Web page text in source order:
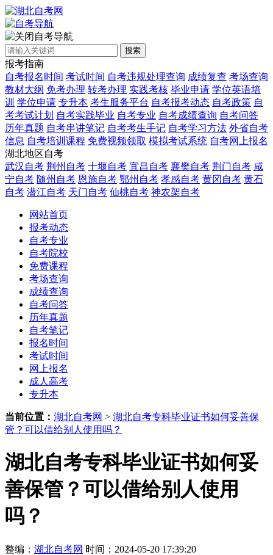
自考导航
搜索
报考指南
自考报名时间 考试时间 自考违规处理查询 成绩复查 考场查询
教材大纲 免考办理 转考办理 实践考核 毕业申请 学位英语培
训 学位申请 专升本 考生服务平台 自考报考动态 自考政策 自
考考试计划 自考实践毕业 自考专业 自考成绩查询 自考问答
历年真题 自考串讲笔记 自考考生手记 自考学习方法 外省自考
信息 自考培训课程 免费视频领取 模拟考试系统 自考网上报名
湖北地区自考
武汉自考 荆州自考 十堰自考 宜昌自考 襄樊自考 荆门自考 咸
宁自考 随州自考 恩施自考 鄂州自考 孝感自考 黄冈自考 黄石
自考 潜江自考 天门自考 仙桃自考 神农架自考
网站首页
报考动态
自考专业
自考院校
免费课程
考场查询
成绩查询
自考问答
历年真题
自考笔记
报名时间
考试时间
网上报名
成人高考
专升本
当前位置： 湖北自考网 > 湖北自考专科毕业证书如何妥善保
管？可以借给别人使用吗？
湖北自考专科毕业证书如何妥
善保管？可以借给别人使用
吗？
整编： 湖北自考网 时间：2024-05-20 17:39:20